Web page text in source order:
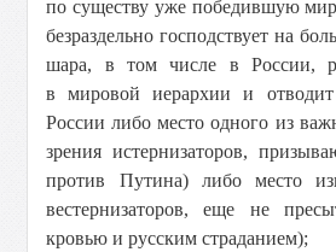
по существу уже победившую
безраздельно господствует на
шара, в том числе в России,
в мировой иерархии и
России либо место одного из
зрения истернизаторов,
против Путина) либо место
вестернизаторов, еще не
кровью и русским страданием);